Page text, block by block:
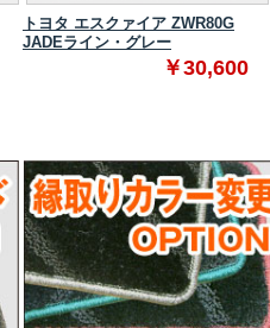
トヨタ エスクァイア ZWR80G
JADEライン・グレー
￥30,600